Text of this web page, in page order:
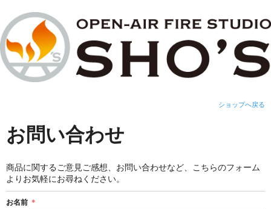
ショップへ戻る
お問い合わせ
商品に関するご意見ご感想、お問い合わせなど、こちらのフォーム
よりお気軽にお尋ねください。
お名前 ＊